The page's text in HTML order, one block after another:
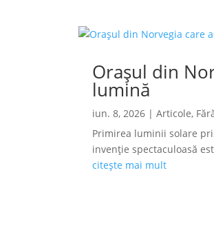
Orașul din
lumină
iun. 8, 2026 |Articole,
Primirea luminii solare
invenție spectaculoasă
citește mai mult